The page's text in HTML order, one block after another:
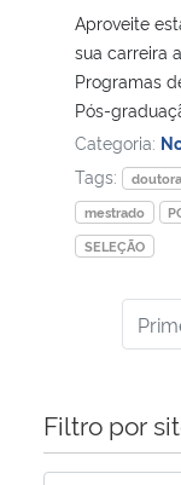
Aproveite
sua carreira
Programas
Pós-
Categoria:
Tags:
mestrado
SELEÇÃO
Filtro por